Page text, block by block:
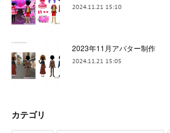
2024.11.21 15:10
2023年11月アバター制作
2024.11.21 15:05
カテゴリ